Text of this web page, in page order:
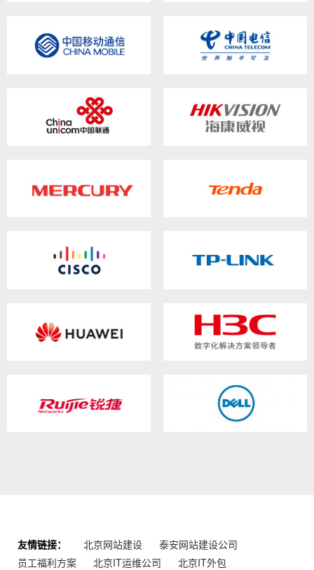
友情链接： 北京网站建设
泰安网站建设公司
员工福利方案
北京IT运维公司 北京IT外包